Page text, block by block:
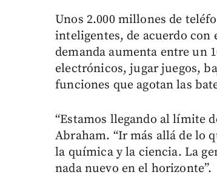
Unos 2.000 millones de
inteligentes, de acuerdo con
demanda aumenta entre un
electrónicos, jugar juegos,
funciones que agotan las
“Estamos llegando al límite
Abraham. “Ir más allá de lo
la química y la ciencia. La
nada nuevo en el horizonte”.